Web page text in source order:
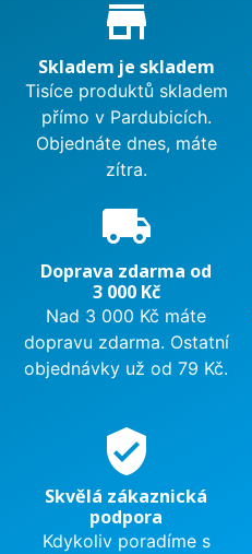
Proč nakupovat u nás?
store_mall_directory
Skladem je skladem
Tisíce produktů skladem
přímo v Pardubicích.
Objednáte dnes, máte
zítra.
local_shipping
Doprava zdarma od
3 000 Kč
Nad 3 000 Kč máte
dopravu zdarma. Ostatní
objednávky už od 79 Kč.
verified_user
Skvělá zákaznická
podpora
Kdykoliv poradíme s